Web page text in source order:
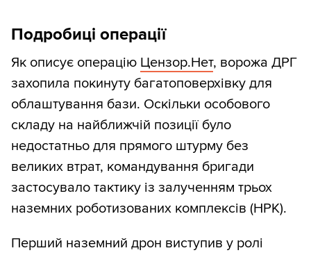
Подробиці операції
Як описує операцію Цензор.Нет, ворожа ДРГ
захопила покинуту багатоповерхівку для
облаштування бази. Оскільки особового
складу на найближчій позиції було
недостатньо для прямого штурму без
великих втрат, командування бригади
застосувало тактику із залученням трьох
наземних роботизованих комплексів (НРК).
Перший наземний дрон виступив у ролі